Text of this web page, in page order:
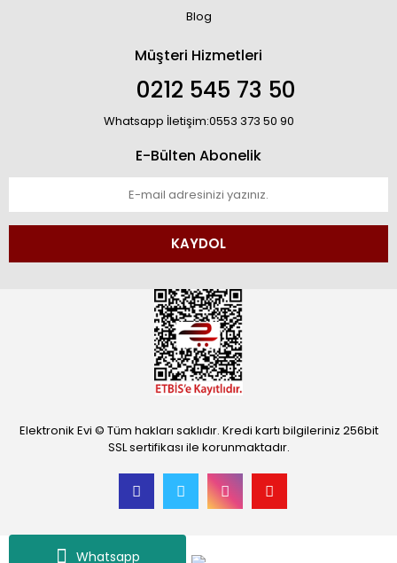
Whatsapp
Blog
Müşteri Hizmetleri
0212 545 73 50
Whatsapp İletişim:0553 373 50 90
E-Bülten Abonelik
KAYDOL
Elektronik Evi © Tüm hakları saklıdır. Kredi kartı bilgileriniz 256bit
SSL sertifikası ile korunmaktadır.